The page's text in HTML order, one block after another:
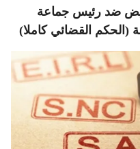
ضد رئيس جماعة
(الحكم القضائي كاملا)